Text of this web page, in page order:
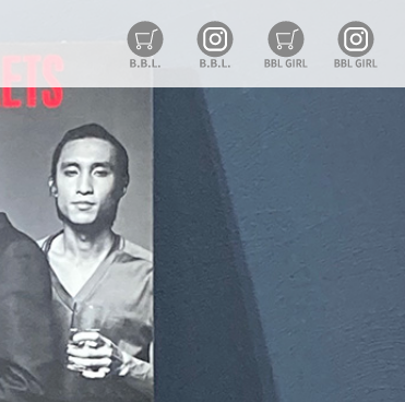
B.B.L Store B.B.L BBL GIRL